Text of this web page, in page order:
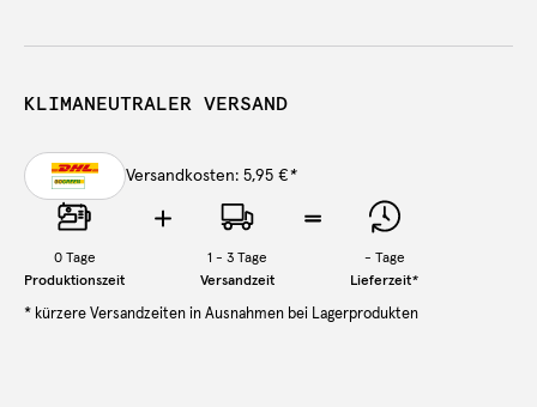
KLIMANEUTRALER VERSAND
Versandkosten: 5,95 €*
0Tage
Produktionszeit
1 - 3 Tage
Versandzeit
- Tage
Lieferzeit*
* kürzere Versandzeiten in Ausnahmen bei Lagerprodukten